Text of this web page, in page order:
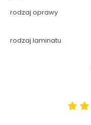
rodzaj oprawy
rodzaj laminatu